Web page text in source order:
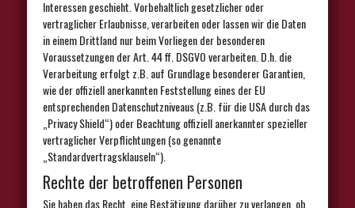
Interessen geschieht. Vorbehaltlich gesetzlicher oder
vertraglicher Erlaubnisse, verarbeiten oder lassen wir die Daten
in einem Drittland nur beim Vorliegen der besonderen
Voraussetzungen der Art. 44 ff. DSGVO verarbeiten. D.h. die
Verarbeitung erfolgt z.B. auf Grundlage besonderer Garantien,
wie der offiziell anerkannten Feststellung eines der EU
entsprechenden Datenschutzniveaus (z.B. für die USA durch das
„Privacy Shield“) oder Beachtung offiziell anerkannter spezieller
vertraglicher Verpflichtungen (so genannte
„Standardvertragsklauseln“).
Rechte der betroffenen Personen
Sie haben das Recht, eine Bestätigung darüber zu verlangen, ob